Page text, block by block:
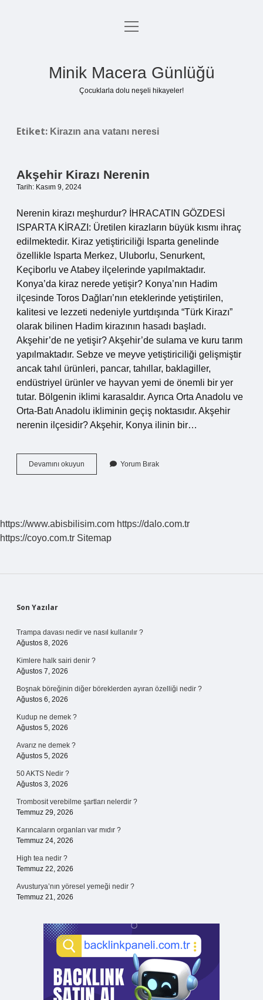
Anasayfa
menüyü
Minik Macera Günlüğü
Çocuklarla dolu neşeli hikayeler!
Etiket: Kirazın ana vatanı neresi
Akşehir Kirazı Nerenin
Tarih: Kasım 9, 2024
Nerenin kirazı meşhurdur? İHRACATIN GÖZDESİ
ISPARTA KİRAZI: Üretilen kirazların büyük kısmı ihraç
edilmektedir. Kiraz yetiştiriciliği Isparta genelinde
özellikle Isparta Merkez, Uluborlu, Senurkent,
Keçiborlu ve Atabey ilçelerinde yapılmaktadır.
Konya’da kiraz nerede yetişir? Konya’nın Hadim
ilçesinde Toros Dağları’nın eteklerinde yetiştirilen,
kalitesi ve lezzeti nedeniyle yurtdışında “Türk Kirazı”
olarak bilinen Hadim kirazının hasadı başladı.
Akşehir’de ne yetişir? Akşehir’de sulama ve kuru tarım
yapılmaktadır. Sebze ve meyve yetiştiriciliği gelişmiştir
ancak tahıl ürünleri, pancar, tahıllar, baklagiller,
endüstriyel ürünler ve hayvan yemi de önemli bir yer
tutar. Bölgenin iklimi karasaldır. Ayrıca Orta Anadolu ve
Orta-Batı Anadolu ikliminin geçiş noktasıdır. Akşehir
nerenin ilçesidir? Akşehir, Konya ilinin bir…
Devamını okuyun
Kirazı
Yorum Bırak
https://www.abisbilisim.com https://dalo.com.tr
https://coyo.com.tr Sitemap
Sidebar
Son Yazılar
Trampa davası nedir ve nasıl kullanılır ?
Ağustos 8, 2026
Kimlere halk sairi denir ?
Ağustos 7, 2026
Boşnak böreğinin diğer böreklerden ayıran özelliği nedir ?
Ağustos 6, 2026
Kudup ne demek ?
Ağustos 5, 2026
Avarız ne demek ?
Ağustos 5, 2026
50 AKTS Nedir ?
Ağustos 3, 2026
Trombosit verebilme şartları nelerdir ?
Temmuz 29, 2026
Karıncaların organları var mıdır ?
Temmuz 24, 2026
High tea nedir ?
Temmuz 22, 2026
Avusturya’nın yöresel yemeği nedir ?
Temmuz 21, 2026